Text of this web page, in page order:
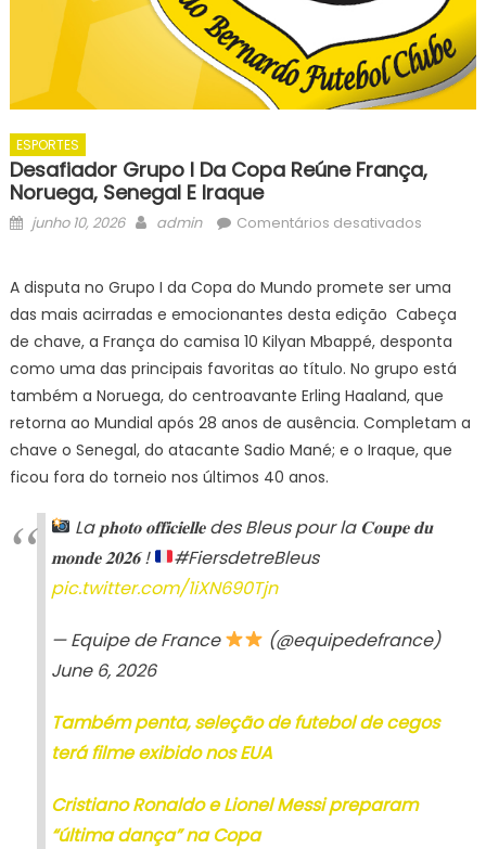
ESPORTES
Desafiador Grupo I Da Copa Reúne França,
Noruega, Senegal E Iraque
Posted
junho 10, 2026 Author
admin Comentários desativadosem
I
da
Copa
reúne
França,
Noruega,
Senegal
A disputa no Grupo I da Copa do Mundo promete ser uma
das mais acirradas e emocionantes desta edição Cabeça
de chave, a França do camisa 10 Kilyan Mbappé, desponta
como uma das principais favoritas ao título. No grupo está
também a Noruega, do centroavante Erling Haaland, que
retorna ao Mundial após 28 anos de ausência. Completam a
chave o Senegal, do atacante Sadio Mané; e o Iraque, que
ficou fora do torneio nos últimos 40 anos.
La 𝐩𝐡𝐨𝐭𝐨 𝐨𝐟𝐟𝐢𝐜𝐢𝐞𝐥𝐥𝐞 des Bleus pour la 𝐂𝐨𝐮𝐩𝐞 𝐝𝐮
𝐦𝐨𝐧𝐝𝐞 𝟐𝟎𝟐𝟔 !
#FiersdetreBleus
pic.twitter.com/1iXN690Tjn
— Equipe de France
(@equipedefrance)
June 6, 2026
Também penta, seleção de futebol de cegos
terá filme exibido nos EUA
Cristiano Ronaldo e Lionel Messi preparam
“última dança” na Copa